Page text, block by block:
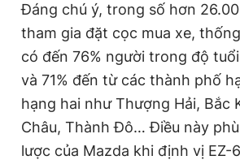
Đáng chú ý, trong số hơn
tham gia đặt cọc mua xe,
có đến 76% người trong độ
và 71% đến từ các thành phố
hạng hai như Thượng Hải, Bắc
Châu, Thành Đô… Điều này
lược của Mazda khi định vị EZ-